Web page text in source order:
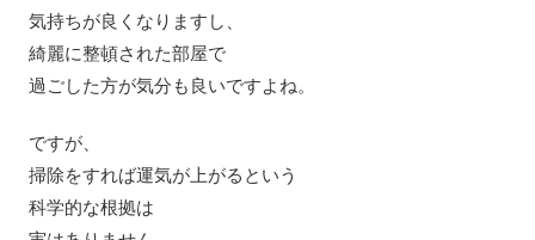
気持ちが良くなりますし、
綺麗に整頓された部屋で
過ごした方が気分も良いですよね。
ですが、
掃除をすれば運気が上がるという
科学的な根拠は